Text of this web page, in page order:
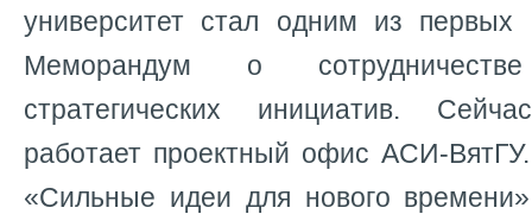
университет стал одним из первых
Меморандум о
стратегических инициатив.
работает проектный офис АСИ-
«Сильные идеи для нового